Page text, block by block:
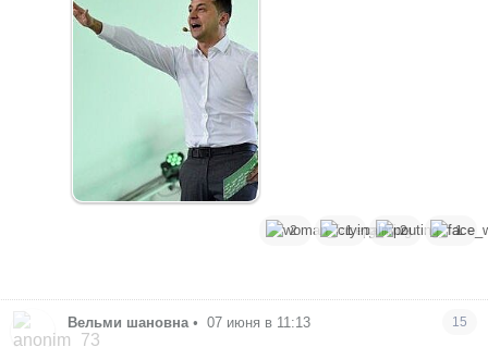
2 1 2 1
Вельми шановна • 07 июня в 11:13 15